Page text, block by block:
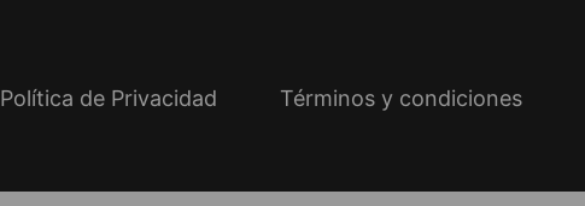
Política de Privacidad Términos y condiciones